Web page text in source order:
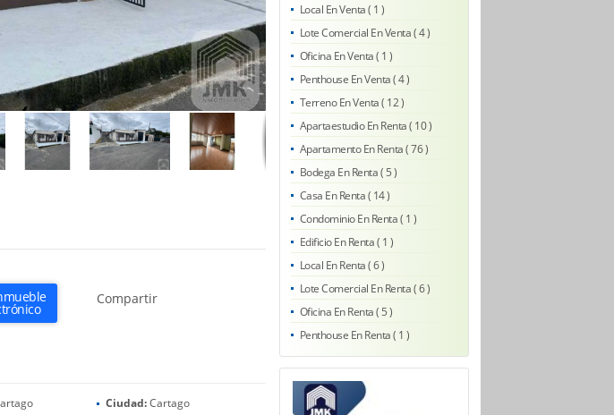
Compartir
Ciudad:Cartago
Local En Venta ( 1 )
Lote Comercial En Venta ( 4 )
Oficina En Venta ( 1 )
Penthouse En Venta ( 4 )
Terreno En Venta ( 12 )
Apartaestudio En Renta ( 10 )
Apartamento En Renta ( 76 )
Bodega En Renta ( 5 )
Casa En Renta ( 14 )
Condominio En Renta ( 1 )
Edificio En Renta ( 1 )
Local En Renta ( 6 )
Lote Comercial En Renta ( 6 )
Oficina En Renta ( 5 )
Penthouse En Renta ( 1 )